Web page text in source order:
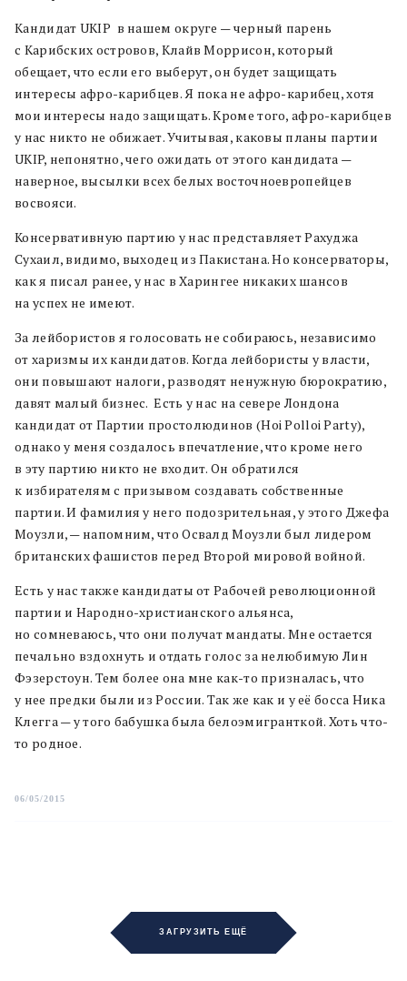
Кандидат UKIP в нашем округе — черный парень
с Карибских островов, Клайв Моррисон, который
обещает, что если его выберут, он будет защищать
интересы афро-карибцев. Я пока не афро-карибец, хотя
мои интересы надо защищать. Кроме того, афро-карибцев
у нас никто не обижает. Учитывая, каковы планы партии
UKIP, непонятно, чего ожидать от этого кандидата —
наверное, высылки всех белых восточноевропейцев
восвояси.
Консервативную партию у нас представляет Рахуджа
Сухаил, видимо, выходец из Пакистана. Но консерваторы,
как я писал ранее, у нас в Харингее никаких шансов
на успех не имеют.
За лейбористов я голосовать не собираюсь, независимо
от харизмы их кандидатов. Когда лейбористы у власти,
они повышают налоги, разводят ненужную бюрократию,
давят малый бизнес. Есть у нас на севере Лондона
кандидат от Партии простолюдинов (Hoi Polloi Party),
однако у меня создалось впечатление, что кроме него
в эту партию никто не входит. Он обратился
к избирателям с призывом создавать собственные
партии. И фамилия у него подозрительная, у этого Джефа
Моузли, — напомним, что Освалд Моузли был лидером
британских фашистов перед Второй мировой войной.
Есть у нас также кандидаты от Рабочей революционной
партии и Народно-христианского альянса,
но сомневаюсь, что они получат мандаты. Мне остается
печально вздохнуть и отдать голос за нелюбимую Лин
Фэзерстоун. Тем более она мне как-то призналась, что
у нее предки были из России. Так же как и у её босса Ника
Клегга — у того бабушка была белоэмигранткой. Хоть что-
то родное.
06/05/2015
ЗАГРУЗИТЬ ЕЩЁ